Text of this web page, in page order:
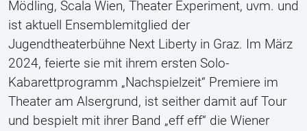
Mödling, Scala Wien, Theater Experiment, uvm. und
ist aktuell Ensemblemitglied der
Jugendtheaterbühne Next Liberty in Graz. Im März
2024, feierte sie mit ihrem ersten Solo-
Kabarettprogramm „Nachspielzeit“ Premiere im
Theater am Alsergrund, ist seither damit auf Tour
und bespielt mit ihrer Band „eff eff“ die Wiener